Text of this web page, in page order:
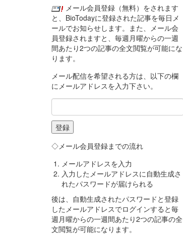
メール会員登録（無料）をされます
と、BioTodayに登録された記事を毎日メ
ールでお知らせします。また、メール会
員登録されますと、毎週月曜からの一週
間あたり2つの記事の全文閲覧が可能にな
ります。
メール配信を希望される方は、以下の欄
にメールアドレスを入力下さい。
◇メール会員登録までの流れ
メールアドレスを入力
入力したメールアドレスに自動生成さ
れたパスワードが届けられる
後は、自動生成されたパスワードと登録
したメールアドレスでログインすると毎
週月曜からの一週間あたり2つの記事の全
文閲覧が可能になります。